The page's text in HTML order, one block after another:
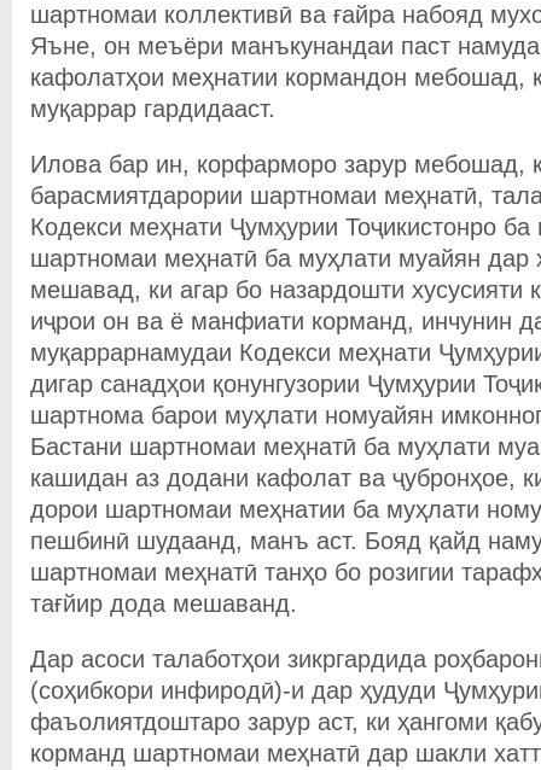
шартномаи коллективӣ ва ғайра набояд
Яъне, он меъёри манъкунандаи паст
кафолатҳои меҳнатии кормандон мебошад,
муқаррар гардидааст.
Илова бар ин, корфарморо зарур мебошад,
барасмиятдарории шартномаи меҳнатӣ,
Кодекси меҳнати Ҷумҳурии Тоҷикистонро ба
шартномаи меҳнатӣ ба муҳлати муайян дар
мешавад, ки агар бо назардошти хусусияти
иҷрои он ва ё манфиати корманд, инчунин
муқаррарнамудаи Кодекси меҳнати
дигар санадҳои қонунгузории Ҷумҳурии
шартнома барои муҳлати номуайян
Бастани шартномаи меҳнатӣ ба муҳлати
кашидан аз додани кафолат ва ҷубронҳое,
дорои шартномаи меҳнатии ба муҳлати
пешбинӣ шудаанд, манъ аст. Бояд қайд
шартномаи меҳнатӣ танҳо бо розигии
тағйир дода мешаванд.
Дар асоси талаботҳои зикргардида
(соҳибкори инфиродӣ)-и дар ҳудуди
фаъолиятдоштаро зарур аст, ки ҳангоми
корманд шартномаи меҳнатӣ дар шакли